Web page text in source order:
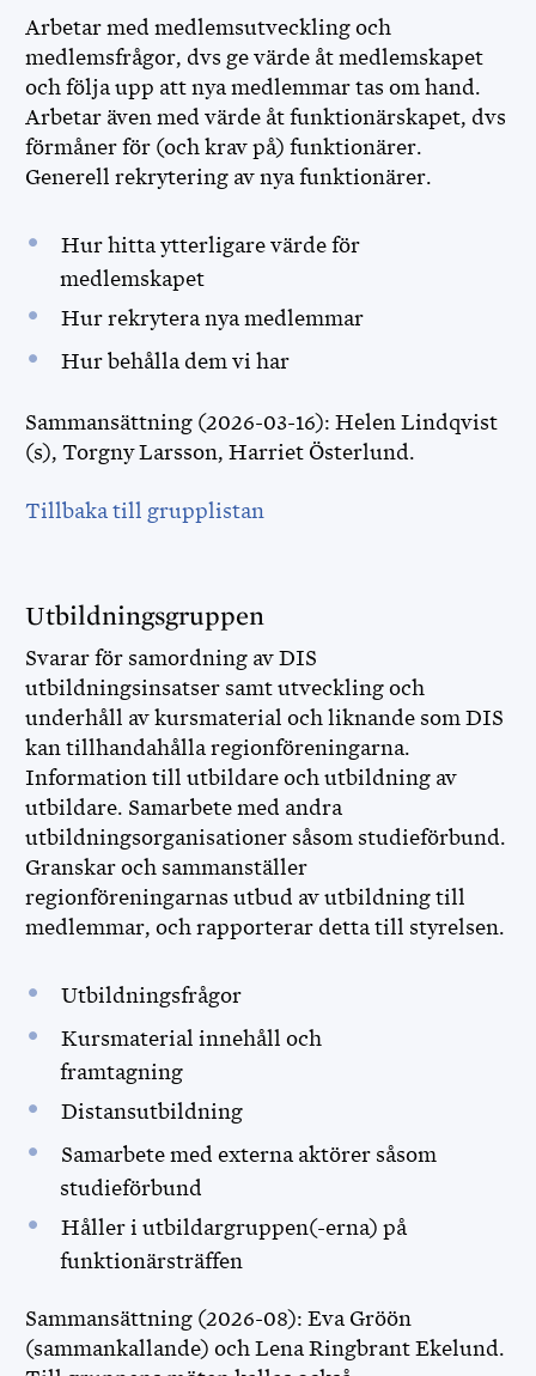
Arbetar med medlemsutveckling och
medlemsfrågor, dvs ge värde åt medlemskapet
och följa upp att nya medlemmar tas om hand.
Arbetar även med värde åt funktionärskapet, dvs
förmåner för (och krav på) funktionärer.
Generell rekrytering av nya funktionärer.
Hur hitta ytterligare värde för
medlemskapet
Hur rekrytera nya medlemmar
Hur behålla dem vi har
Sammansättning (2026-03-16): Helen Lindqvist
(s), Torgny Larsson, Harriet Österlund.
Tillbaka till grupplistan
Utbildningsgruppen
Svarar för samordning av DIS
utbildningsinsatser samt utveckling och
underhåll av kursmaterial och liknande som DIS
kan tillhandahålla regionföreningarna.
Information till utbildare och utbildning av
utbildare. Samarbete med andra
utbildningsorganisationer såsom studieförbund.
Granskar och sammanställer
regionföreningarnas utbud av utbildning till
medlemmar, och rapporterar detta till styrelsen.
Utbildningsfrågor
Kursmaterial innehåll och
framtagning
Distansutbildning
Samarbete med externa aktörer såsom
studieförbund
Håller i utbildargruppen(-erna) på
funktionärsträffen
Sammansättning (2026-08): Eva Gröön
(sammankallande) och Lena Ringbrant Ekelund.